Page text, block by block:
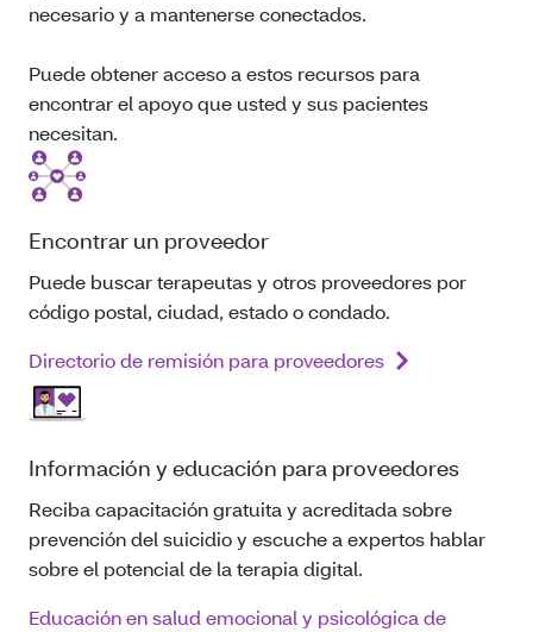
necesario y a mantenerse conectados.
Puede obtener acceso a estos recursos para
encontrar el apoyo que usted y sus pacientes
necesitan.
Encontrar un proveedor
Puede buscar terapeutas y otros proveedores por
código postal, ciudad, estado o condado.
Directorio de remisión para proveedores
Información y educación para proveedores
Reciba capacitación gratuita y acreditada sobre
prevención del suicidio y escuche a expertos hablar
sobre el potencial de la terapia digital.
Educación en salud emocional y psicológica de